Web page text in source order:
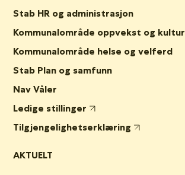
Stab HR og administrasjon
Kommunalområde oppvekst og kultur
Kommunalområde helse og velferd
Stab Plan og samfunn
Nav Våler
Ledige stillinger
Tilgjengelighetserklæring
AKTUELT